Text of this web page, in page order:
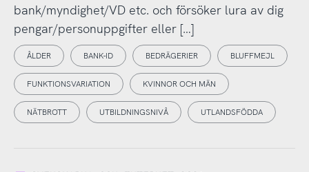
bank/myndighet/VD etc. och försöker lura av dig
pengar/personuppgifter eller […]
ÅLDER BANK-ID BEDRÄGERIER BLUFFMEJL
FUNKTIONSVARIATION KVINNOR OCH MÄN
NÄTBROTT UTBILDNINGSNIVÅ UTLANDSFÖDDA